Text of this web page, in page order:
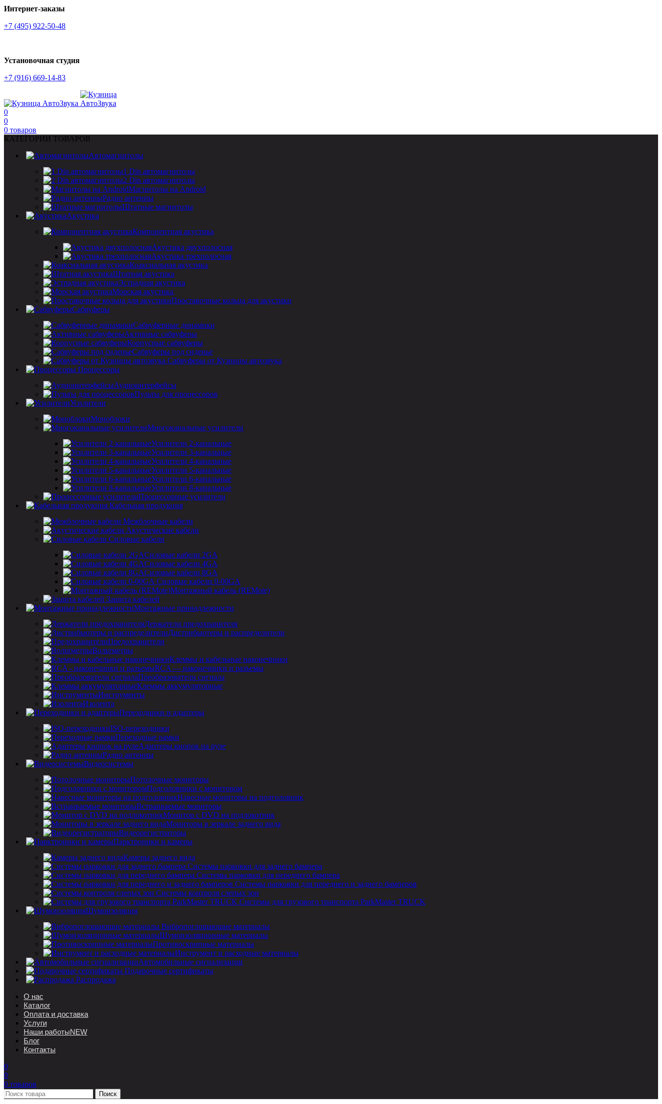
Интернет-заказы
+7 (495) 922-50-48
Установочная студия
+7 (916) 669-14-83
0
0
0 товаров
КАТЕГОРИИ ТОВАРОВ
Автомагнитолы
1 Din автомагнитолы
2 Din автомагнитолы
Магнитолы на Android
Радио антенны
Штатные магнитолы
Акустика
Компонентная акустика
Акустика двухполосная
Акустика трехполосная
Коаксиальная акустика
Штатная акустика
Эстрадная акустика
Морская акустика
Проставочные кольца для акустики
Сабвуферы
Сабвуферные динамики
Активные сабвуферы
Корпусные сабвуферы
Сабвуферы под сиденье
Сабвуферы от Кузницы автозвука
Процессоры
Аудиоинтерфейсы
Пульты для процессоров
Усилители
Моноблоки
Многоканальные усилители
Усилители 2-канальные
Усилители 3-канальные
Усилители 4-канальные
Усилители 5-канальные
Усилители 6-канальные
Усилители 8-канальные
Процессорные усилители
Кабельная продукция
Межблочные кабели
Акустические кабели
Силовые кабели
Силовые кабели 2GA
Силовые кабели 4GA
Силовые кабели 8GA
Силовые кабели 0-00GA
Монтажный кабель (REMote)
Защита кабелей
Монтажные принадлежности
Держатели предохранителя
Дистрибьютеры и распределители
Предохранители
Вольтметры
Клеммы и кабельные наконечники
RCA — наконечники и разъемы
Преобразователи сигнала
Клеммы аккумуляторные
Инструменты
Изолента
Переходники и адаптеры
ISO-переходники
Переходные рамки
Адаптеры кнопок на руле
Радио антенны
Видеосистемы
Потолочные мониторы
Подголовники с монитором
Навесные мониторы на подголовник
Встраиваемые мониторы
Монитор с DVD на подлокотник
Мониторы в зеркале заднего вида
Видеорегистраторы
Парктроники и камеры
Камеры заднего вида
Системы парковки для заднего бампера
Системы парковки для переднего бампера
Системы парковки для переднего и заднего бамперов
Системы контроля слепых зон
Системы для грузового транспорта ParkMaster TRUCK
Шумоизоляция
Вибропоглощающие материалы
Шумоизоляционные материалы
Противоскрипные материалы
Инструмент и расходные материалы
Автомобильные сигнализации
Подарочные сертификаты
Распродажа
О нас
Каталог
Оплата и доставка
Услуги
Наши работыNEW
Блог
Контакты
0
0
0 товаров
Поиск